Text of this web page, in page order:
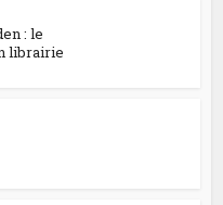
: le
librairie